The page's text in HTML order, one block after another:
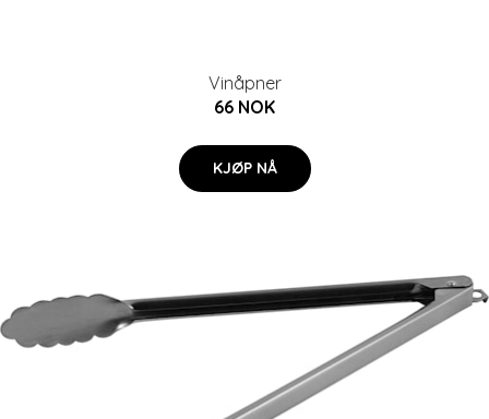
Vinåpner
66 NOK
KJØP NÅ